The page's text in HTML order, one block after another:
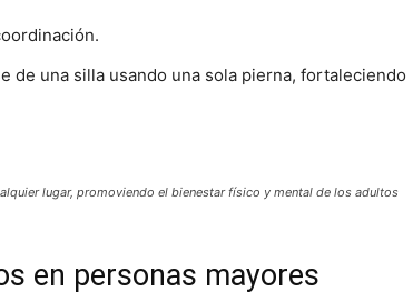
de una silla usando una sola pierna, fortaleciendo
lugar, promoviendo el bienestar físico y mental de los adultos
en personas mayores